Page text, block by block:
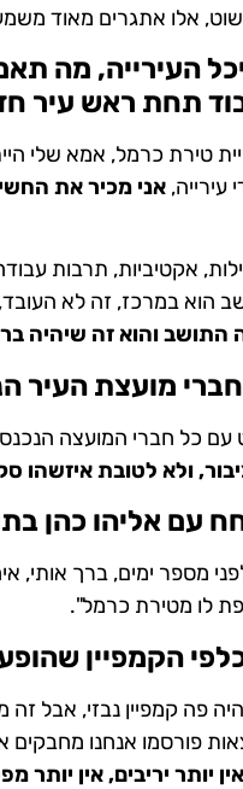
אלו אתגרים מאוד
העירייה, מה
תחת ראש עיר
טירת כרמל, אמא שלי
אני מכיר את
אקטיביות, תרבות
הוא במרכז, זה לא
התושב והוא זה שיהיה
מועצת העיר
כל חברי המועצה
ולא לטובת איזשהו
עם אליהו כהן
מספר ימים, ברך אותי,
לו מטירת כרמל".
הקמפיין
פה קמפיין נבזי, אבל
פורסמו אנחנו
אין יותר יריבים, אין יותר